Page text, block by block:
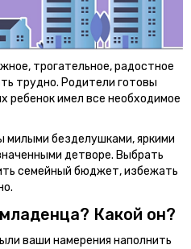
трогательное, радостное
трудно. Родители готовы
ребенок имел все необходимое
милыми безделушками, яркими
детворе. Выбрать
семейный бюджет, избежать
Какой он?
ваши намерения наполнить